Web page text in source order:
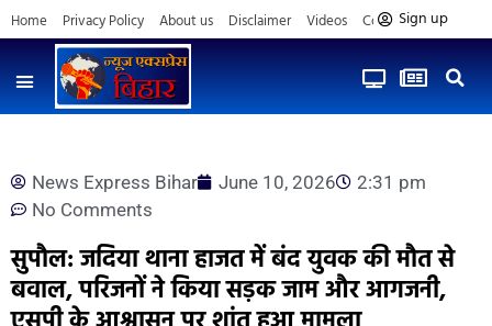
Home Privacy Policy About us Disclaimer Videos Contact us
Sign up
News Express Bihar June 10, 2026
2:31 pm
No Comments
सुपौल: जदिया थाना हाजत में बंद युवक की मौत से
बवाल, परिजनों ने किया सड़क जाम और आगजनी,